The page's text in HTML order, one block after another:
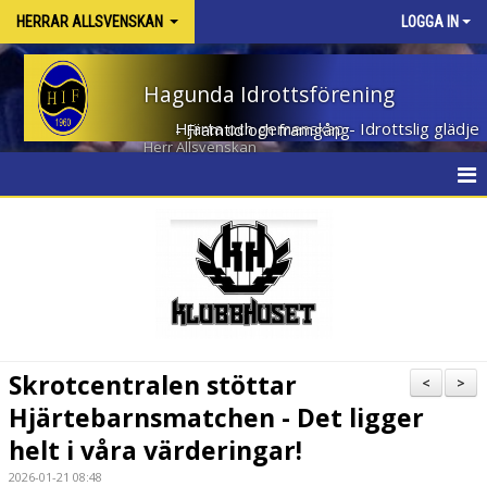
HERRAR ALLSVENSKAN LOGGA IN
Hagunda Idrottsförening
Hjärta och gemenskap - Idrottslig glädje - Framtid och framgång
Herr Allsvenskan
TRUPPEN
BILDGALLERI
>
<
Skrotcentralen stöttar
Hjärtebarnsmatchen - Det ligger
helt i våra värderingar!
2026-01-21 08:48